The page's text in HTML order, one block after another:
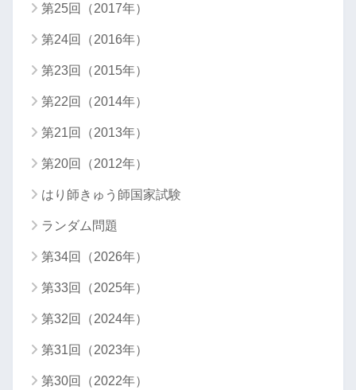
第25回（2017年）
第24回（2016年）
第23回（2015年）
第22回（2014年）
第21回（2013年）
第20回（2012年）
はり師きゅう師国家試験
ランダム問題
第34回（2026年）
第33回（2025年）
第32回（2024年）
第31回（2023年）
第30回（2022年）